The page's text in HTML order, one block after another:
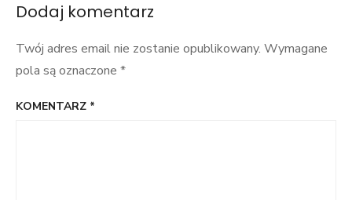
Dodaj komentarz
Twój adres email nie zostanie opublikowany. Wymagane
pola są oznaczone *
KOMENTARZ *